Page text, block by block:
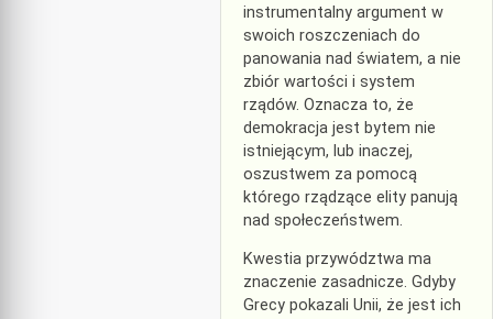
instrumentalny argument w
swoich roszczeniach do
panowania nad światem, a nie
zbiór wartości i system
rządów. Oznacza to, że
demokracja jest bytem nie
istniejącym, lub inaczej,
oszustwem za pomocą
którego rządzące elity panują
nad społeczeństwem.
Kwestia przywództwa ma
znaczenie zasadnicze. Gdyby
Grecy pokazali Unii, że jest ich